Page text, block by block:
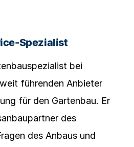
Spezialist
bei
führenden Anbieter
für den Gartenbau. Er
des
des Anbaus und